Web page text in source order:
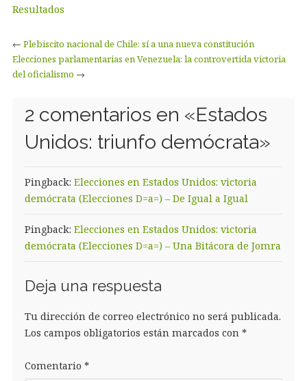
Resultados
← Plebiscito nacional de Chile: sí a una nueva constitución
Elecciones parlamentarias en Venezuela: la controvertida victoria
del oficialismo →
2 comentarios en «Estados
Unidos: triunfo demócrata»
Pingback: Elecciones en Estados Unidos: victoria
demócrata (Elecciones D=a=) – De Igual a Igual
Pingback: Elecciones en Estados Unidos: victoria
demócrata (Elecciones D=a=) – Una Bitácora de Jomra
Deja una respuesta
Tu dirección de correo electrónico no será publicada.
Los campos obligatorios están marcados con *
Comentario *